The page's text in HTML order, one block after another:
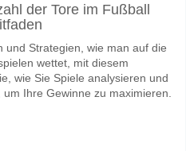
der Tore im Fußball
und Strategien, wie man auf die
wettet, mit diesem
wie Sie Spiele analysieren und
Ihre Gewinne zu maximieren.